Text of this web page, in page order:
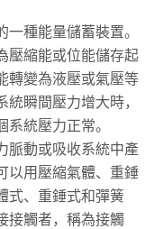
種能量儲蓄裝置。
壓縮能或位能儲存起
轉變為液壓或氣壓等
瞬間壓力增大時，
統壓力正常。
動或吸收系統中產
以用壓縮氣體、重錘
式、重錘式和彈簧
接觸者，稱為接觸